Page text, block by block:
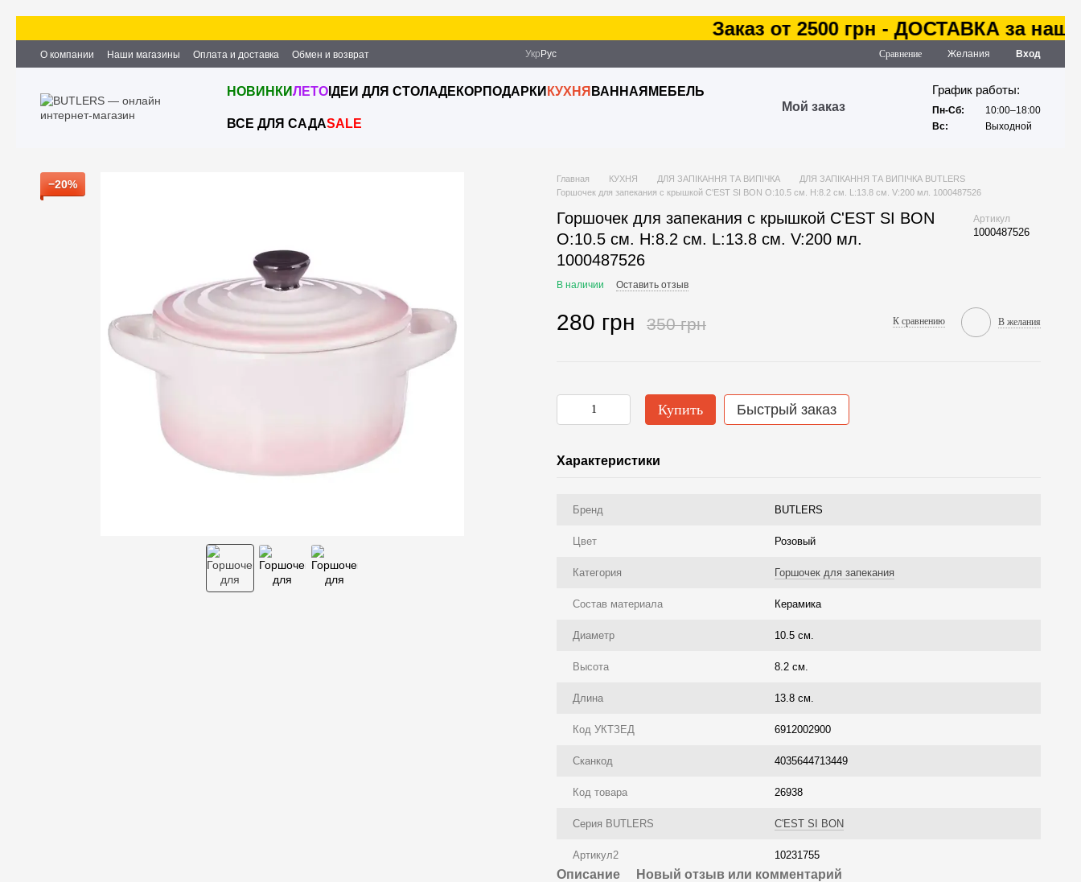
Заказ от 2500 грн - ДОСТАВКА за наш
О компании Наши магазины Оплата и доставка
Обмен и возврат
Партнёрство и сотрудничество
Вакансии Контактная информация
Укр Рус Сравнение Желания Вход
НОВИНКИЛЕТО ІДЕИ ДЛЯ СТОЛАДЕКОР ПОДАРКИ КУХНЯ ВАННАЯ МЕБЕЛЬ
ВСЕ ДЛЯ САДАSALE
Мой заказ
График работы:
Пн-Сб:
10:00–18:00
Вс:
Выходной
−20% Главная КУХНЯ ДЛЯ ЗАПІКАННЯ ТА ВИПІЧКА
ДЛЯ ЗАПІКАННЯ ТА ВИПІЧКА BUTLERS
Горшочек для запекания с крышкой C'EST SI BON O:10.5 см. H:8.2 см. L:13.8 см. V:200 мл. 1000487526
Горшочек для запекания с крышкой C'EST SI BON
O:10.5 см. H:8.2 см. L:13.8 см. V:200 мл.
1000487526
Артикул
1000487526
В наличии Оставить отзыв
280 грн 350 грн К сравнению В желания
Купить Быстрый заказ
Характеристики
Бренд BUTLERS
Цвет Розовый
Категория Горшочек для запекания
Состав материала Керамика
Диаметр 10.5 см.
Высота 8.2 см.
Длина 13.8 см.
Код УКТЗЕД 6912002900
Сканкод 4035644713449
Код товара 26938
Серия BUTLERS C'EST SI BON
Артикул2 10231755
Описание Новый отзыв или комментарий